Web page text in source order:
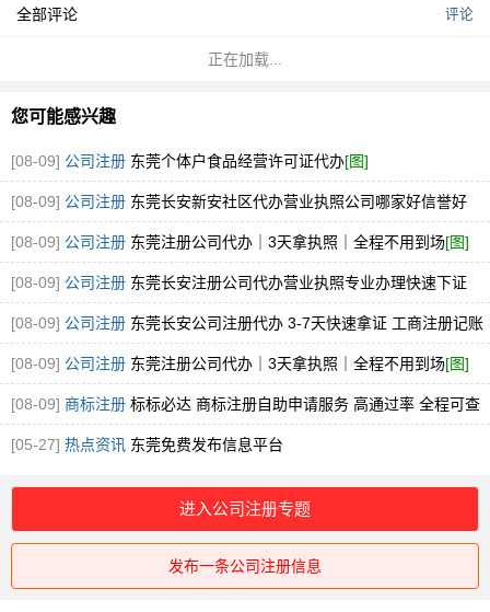
全部评论 评论
正在加载...
您可能感兴趣
[08-09] 公司注册 东莞个体户食品经营许可证代办[图]
[08-09] 公司注册 东莞长安新安社区代办营业执照公司哪家好信誉好
[08-09] 公司注册 东莞注册公司代办｜3天拿执照｜全程不用到场[图]
[08-09] 公司注册 东莞长安注册公司代办营业执照专业办理快速下证
[图]
[08-09] 公司注册 东莞长安公司注册代办 3-7天快速拿证 工商注册记账
一站式服 [图]
[08-09] 公司注册 东莞注册公司代办｜3天拿执照｜全程不用到场[图]
[08-09] 商标注册 标标必达 商标注册自助申请服务 高通过率 全程可查
企业品牌 [图]
[05-27] 热点资讯 东莞免费发布信息平台
进入公司注册专题
发布一条公司注册信息